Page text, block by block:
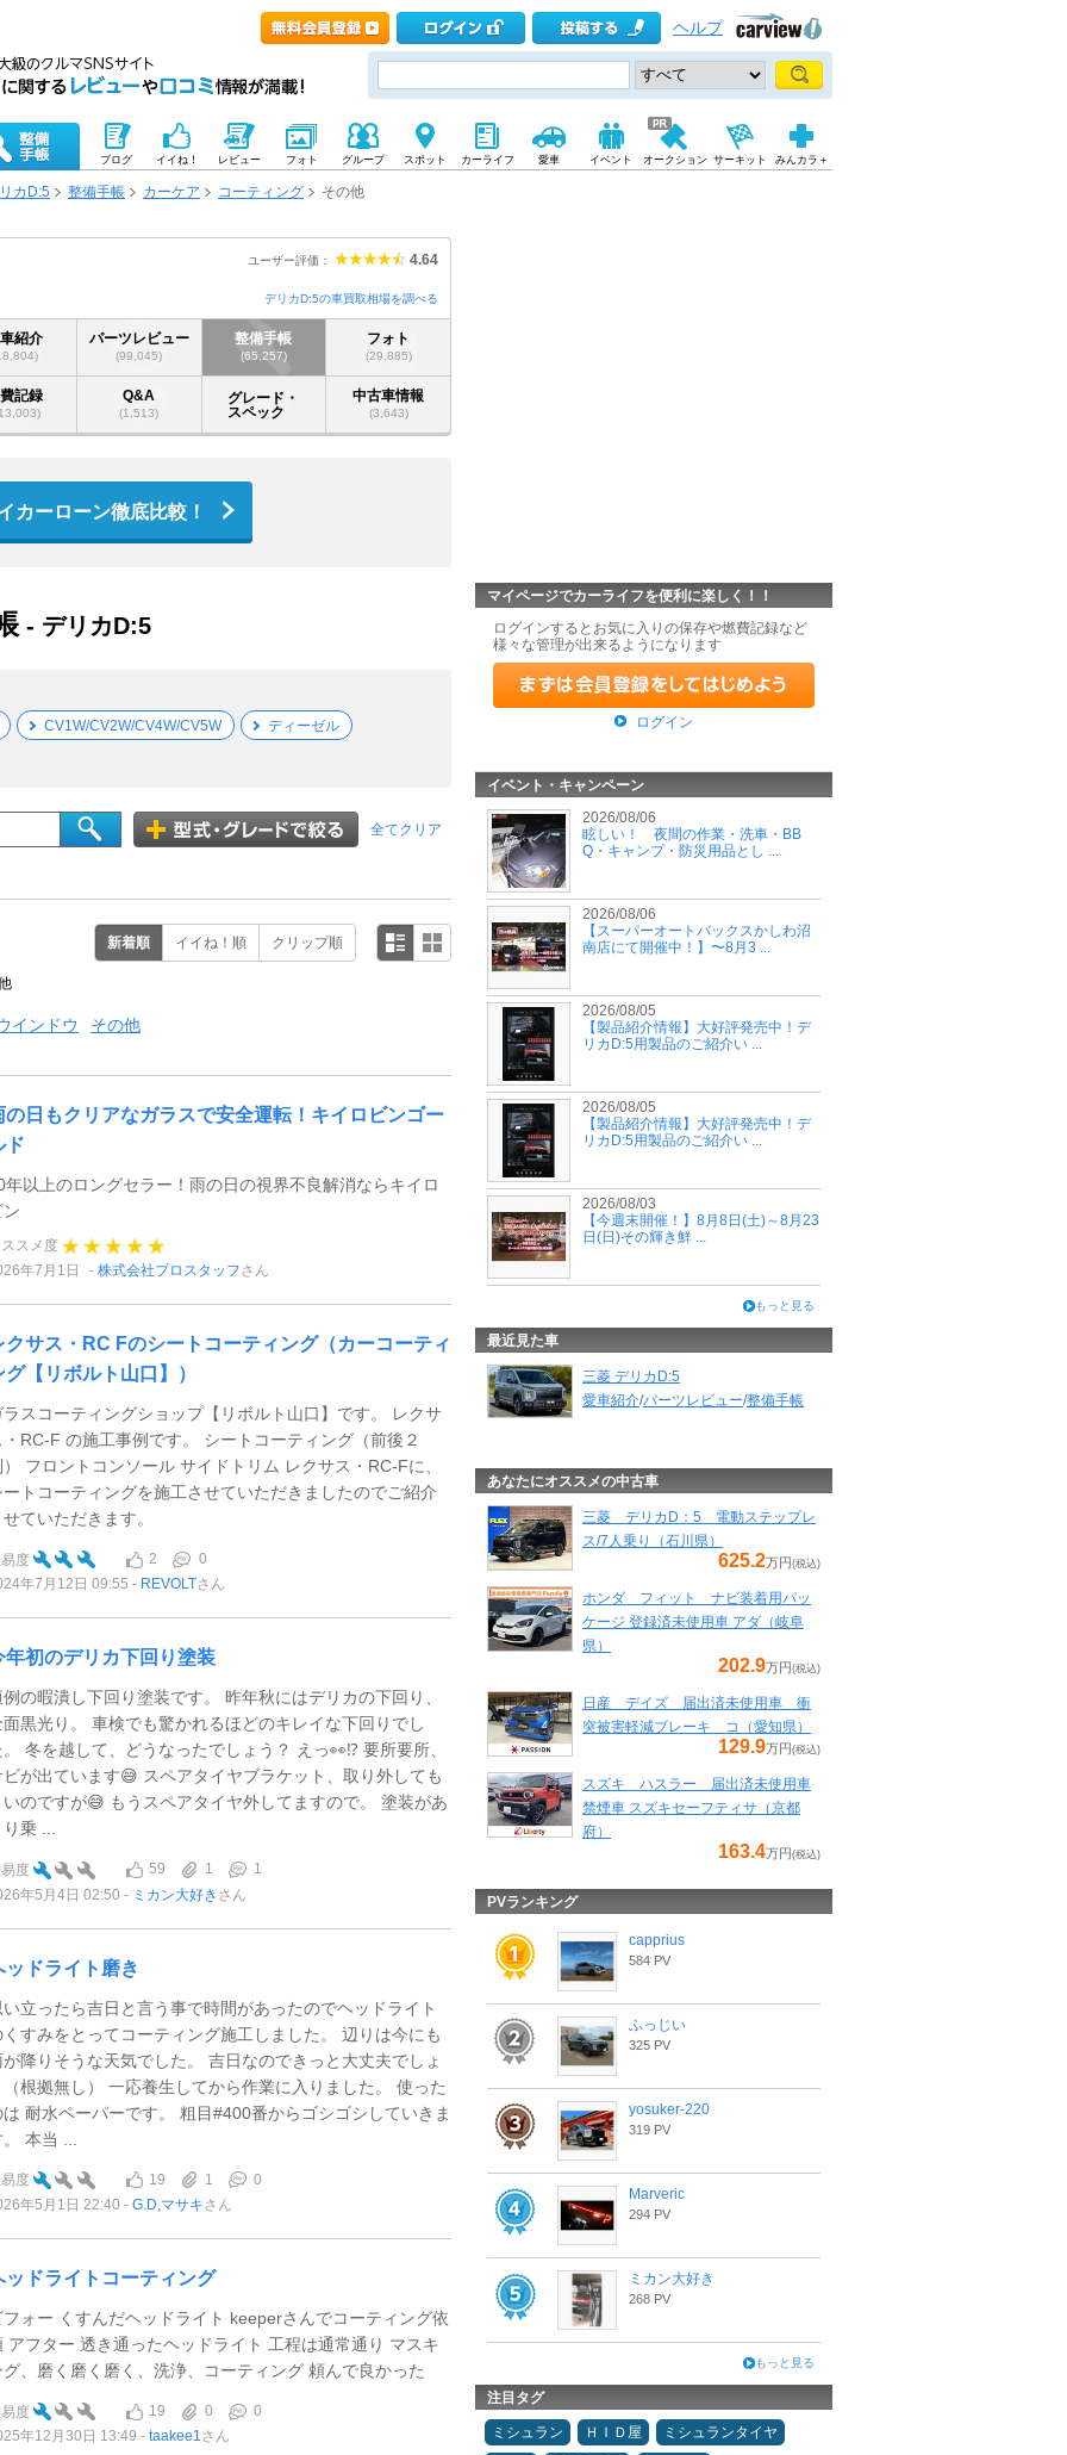
ヘルプ
ブログ イイね！ レビュー フォト グループ スポット カーライフ 愛車 イベント オークション サーキット みんカラ＋
カD:5 整備手帳 カーケア コーティング その他
ユーザー評価： 4.64
デリカD:5の車買取相場を調べる
紹介 パーツレビュー
(99,045)
整備手帳
(65,257)
フォト
(29,885)
記録 Q&A
(1,513)
グレード・
スペック
中古車情報
(3,643)
カーローン徹底比較！
- デリカD:5
CV1W/CV2W/CV4W/CV5W ディーゼル
全てクリア
新着順 イイね！順 クリップ順
インドウ その他
の日もクリアなガラスで安全運転！キイロビンゴー
ド
年以上のロングセラー！雨の日の視界不良解消ならキイロ
スメ度
年7月1日
株式会社プロスタッフさん
クサス・RC Fのシートコーティング（カーコーティ
グ【リボルト山口】）
ラスコーティングショップ【リボルト山口】です。 レクサ
・RC-F の施工事例です。 シートコーティング（前後２
） フロントコンソール サイドトリム レクサス・RC-Fに、
ートコーティングを施工させていただきましたのでご紹介
ていただきます。
度 2
0
年7月12日 09:55
REVOLTさん
年初のデリカ下回り塗装
例の暇潰し下回り塗装です。 昨年秋にはデリカの下回り、
面黒光り。 車検でも驚かれるほどのキレイな下回りでし
。 冬を越して、どうなったでしょう？ えっ👀⁉️ 要所要所、
ビが出ています😅 スペアタイヤブラケット、取り外しても
いのですが😅 もうスペアタイヤ外してますので。 塗装があ
り乗 ...
度 59 1
1
年5月4日 02:50
ミカン大好き さん
ッドライト磨き
い立ったら吉日と言う事で時間があったのでヘッドライト
くすみをとってコーティング施工しました。 辺りは今にも
が降りそうな天気でした。 吉日なのできっと大丈夫でしょ
（根拠無し） 一応養生してから作業に入りました。 使った
は 耐水ペーパーです。 粗目#400番からゴシゴシしていきま
本当 ...
度 19 1
0
年5月1日 22:40
G.D,マサキさん
ッドライトコーティング
フォー くすんだヘッドライト keeperさんでコーティング依
アフター 透き通ったヘッドライト 工程は通常通り マスキ
グ、磨く磨く磨く、洗浄、コーティング 頼んで良かった
度 19 0
0
年12月30日 13:49
taakee1さん
マイページでカーライフを便利に楽しく！！
ログインするとお気に入りの保存や燃費記録など
様々な管理が出来るようになります
ログイン
イベント・キャンペーン
2026/08/06
眩しい！ 夜間の作業・洗車・BB
Q・キャンプ・防災用品とし ...
2026/08/06
【スーパーオートバックスかしわ沼
南店にて開催中！】〜8月3 ...
2026/08/05
【製品紹介情報】大好評発売中！デ
リカD:5用製品のご紹介い ...
2026/08/05
【製品紹介情報】大好評発売中！デ
リカD:5用製品のご紹介い ...
2026/08/03
【今週末開催！】8月8日(土)～8月23
日(日)その輝き鮮 ...
もっと見る
最近見た車
三菱 デリカD:5
愛車紹介/パーツレビュー/整備手帳
あなたにオススメの中古車
三菱 デリカD：5 電動ステップレ
ス/7人乗り（石川県）
625.2万円 (税込)
ホンダ フィット ナビ装着用パッ
ケージ 登録済未使用車 アダ（岐阜
県）
202.9万円 (税込)
日産 デイズ 届出済未使用車 衝
突被害軽減ブレーキ コ（愛知県）
129.9万円 (税込)
スズキ ハスラー 届出済未使用車
禁煙車 スズキセーフティサ（京都
府）
163.4万円 (税込)
PVランキング
capprius
584 PV
ふっじい
325 PV
yosuker-220
319 PV
Marveric
294 PV
ミカン大好き
268 PV
もっと見る
注目タグ
ミシュラン ＨＩＤ屋
ミシュランタイヤ